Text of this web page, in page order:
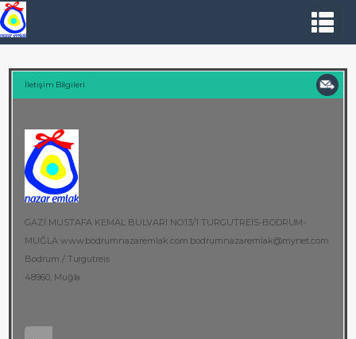
İletişim Bilgileri
GAZİ MUSTAFA KEMAL BULVARI NO:13/1 TURGUTREİS-BODRUM-
MUĞLA www.bodrumnazaremlak.com bodrumnazaremlak@mynet.com
Bodrum / Turgutreis
48960, Muğla